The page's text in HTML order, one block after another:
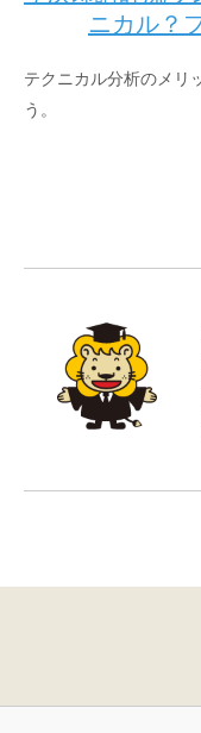
ニカル？
テクニカル分析のメリ
う。